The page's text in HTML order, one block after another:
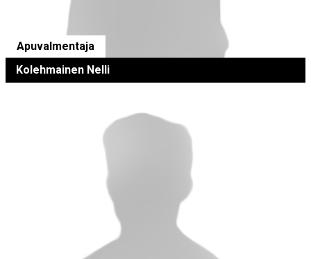
Apuvalmentaja
Kolehmainen Nelli